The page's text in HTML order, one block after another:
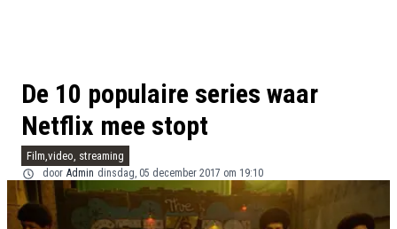
De 10 populaire series waar
Netflix mee stopt
Film,video, streaming
door Admin dinsdag, 05 december 2017 om 19:10